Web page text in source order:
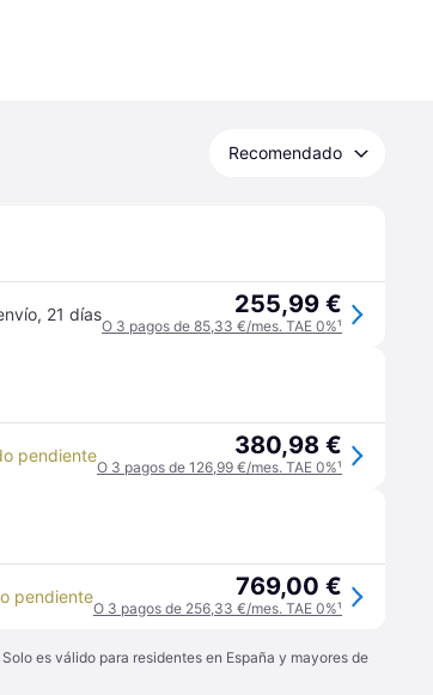
Recomendado
, 21 días 255,99 €
O 3 pagos de 85,33 €/mes. TAE 0%¹
pendiente 380,98 €
O 3 pagos de 126,99 €/mes. TAE 0%¹
pendiente 769,00 €
O 3 pagos de 256,33 €/mes. TAE 0%¹
es válido para residentes en España y mayores de